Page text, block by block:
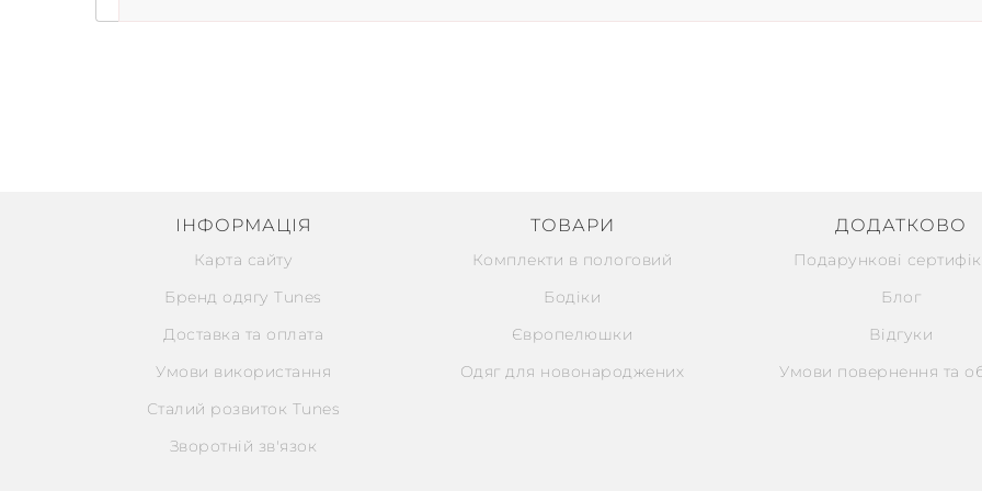
ІНФОРМАЦІЯ
Карта сайту
Бренд одягу Tunes
Доставка та оплата
Умови використання
Сталий розвиток Tunes
Зворотній зв'язок
ТОВАРИ
Комплекти в пологовий
Бодіки
Європелюшки
Одяг для новонароджених
ДОДАТКОВО
Подарункові
Блог
Відгуки
Умови повернення та